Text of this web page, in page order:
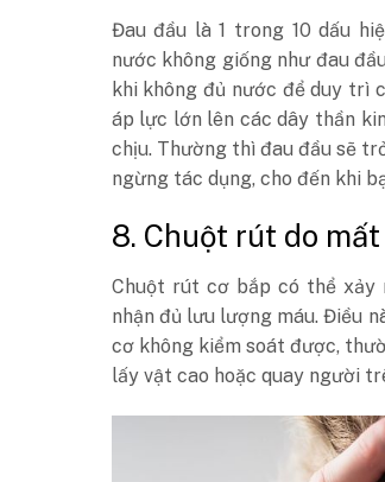
Đau đầu là 1 trong 10 dấu
nước không giống như đau
khi không đủ nước để duy trì
áp lực lớn lên các dây thần
chịu. Thường thì đau đầu sẽ
ngừng tác dụng, cho đến khi
8. Chuột rút do
Chuột rút cơ bắp có thể xảy
nhận đủ lưu lượng máu. Điều
cơ không kiểm soát được,
lấy vật cao hoặc quay người